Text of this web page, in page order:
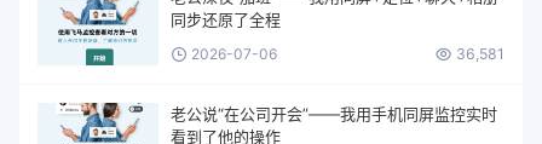
同步还原了全程
2026-07-06 36,581
老公说“在公司开会”——我用手机同屏监控实时
看到了他的操作